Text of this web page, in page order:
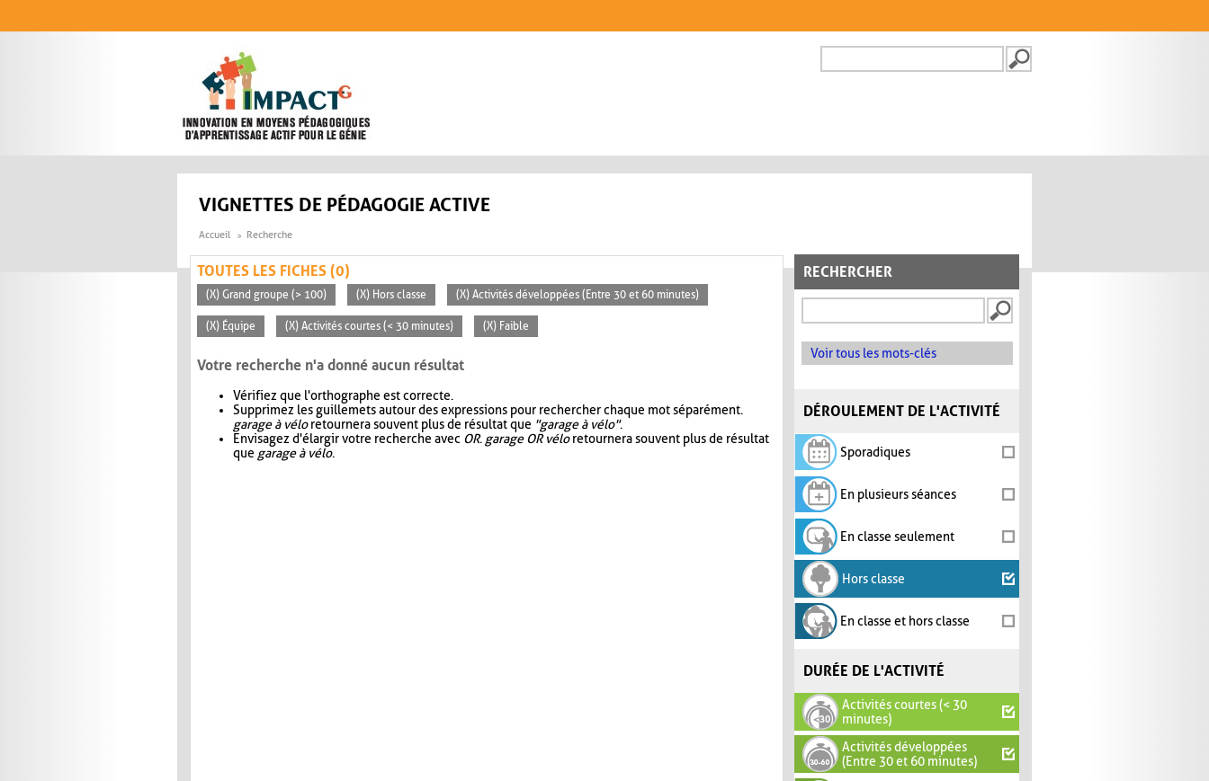
FORMULAIRE DE
VIGNETTES DE PÉDAGOGIE ACTIVE
Accueil Recherche
RECHERCHER
Voir tous les mots-clés
DÉROULEMENT DE L'ACTIVITÉ
Sporadiques
En plusieurs séances
En classe seulement
Hors classe
En classe et hors classe
DURÉE DE L'ACTIVITÉ
Activités courtes (< 30
minutes)
Activités développées
(Entre 30 et 60 minutes)
TOUTES LES FICHES (0)
(X) Grand groupe (> 100) (X) Hors classe (X) Activités développées (Entre 30 et 60 minutes)
(X) Équipe (X) Activités courtes (< 30 minutes) (X) Faible
Votre recherche n'a donné aucun résultat
Vérifiez que l'orthographe est correcte.
Supprimez les guillemets autour des expressions pour rechercher chaque mot séparément.
garage à véloretournera souvent plus de résultat que "garage à vélo".
Envisagez d'élargir votre recherche avec OR. garage OR véloretournera souvent plus de résultat
que garage à vélo.